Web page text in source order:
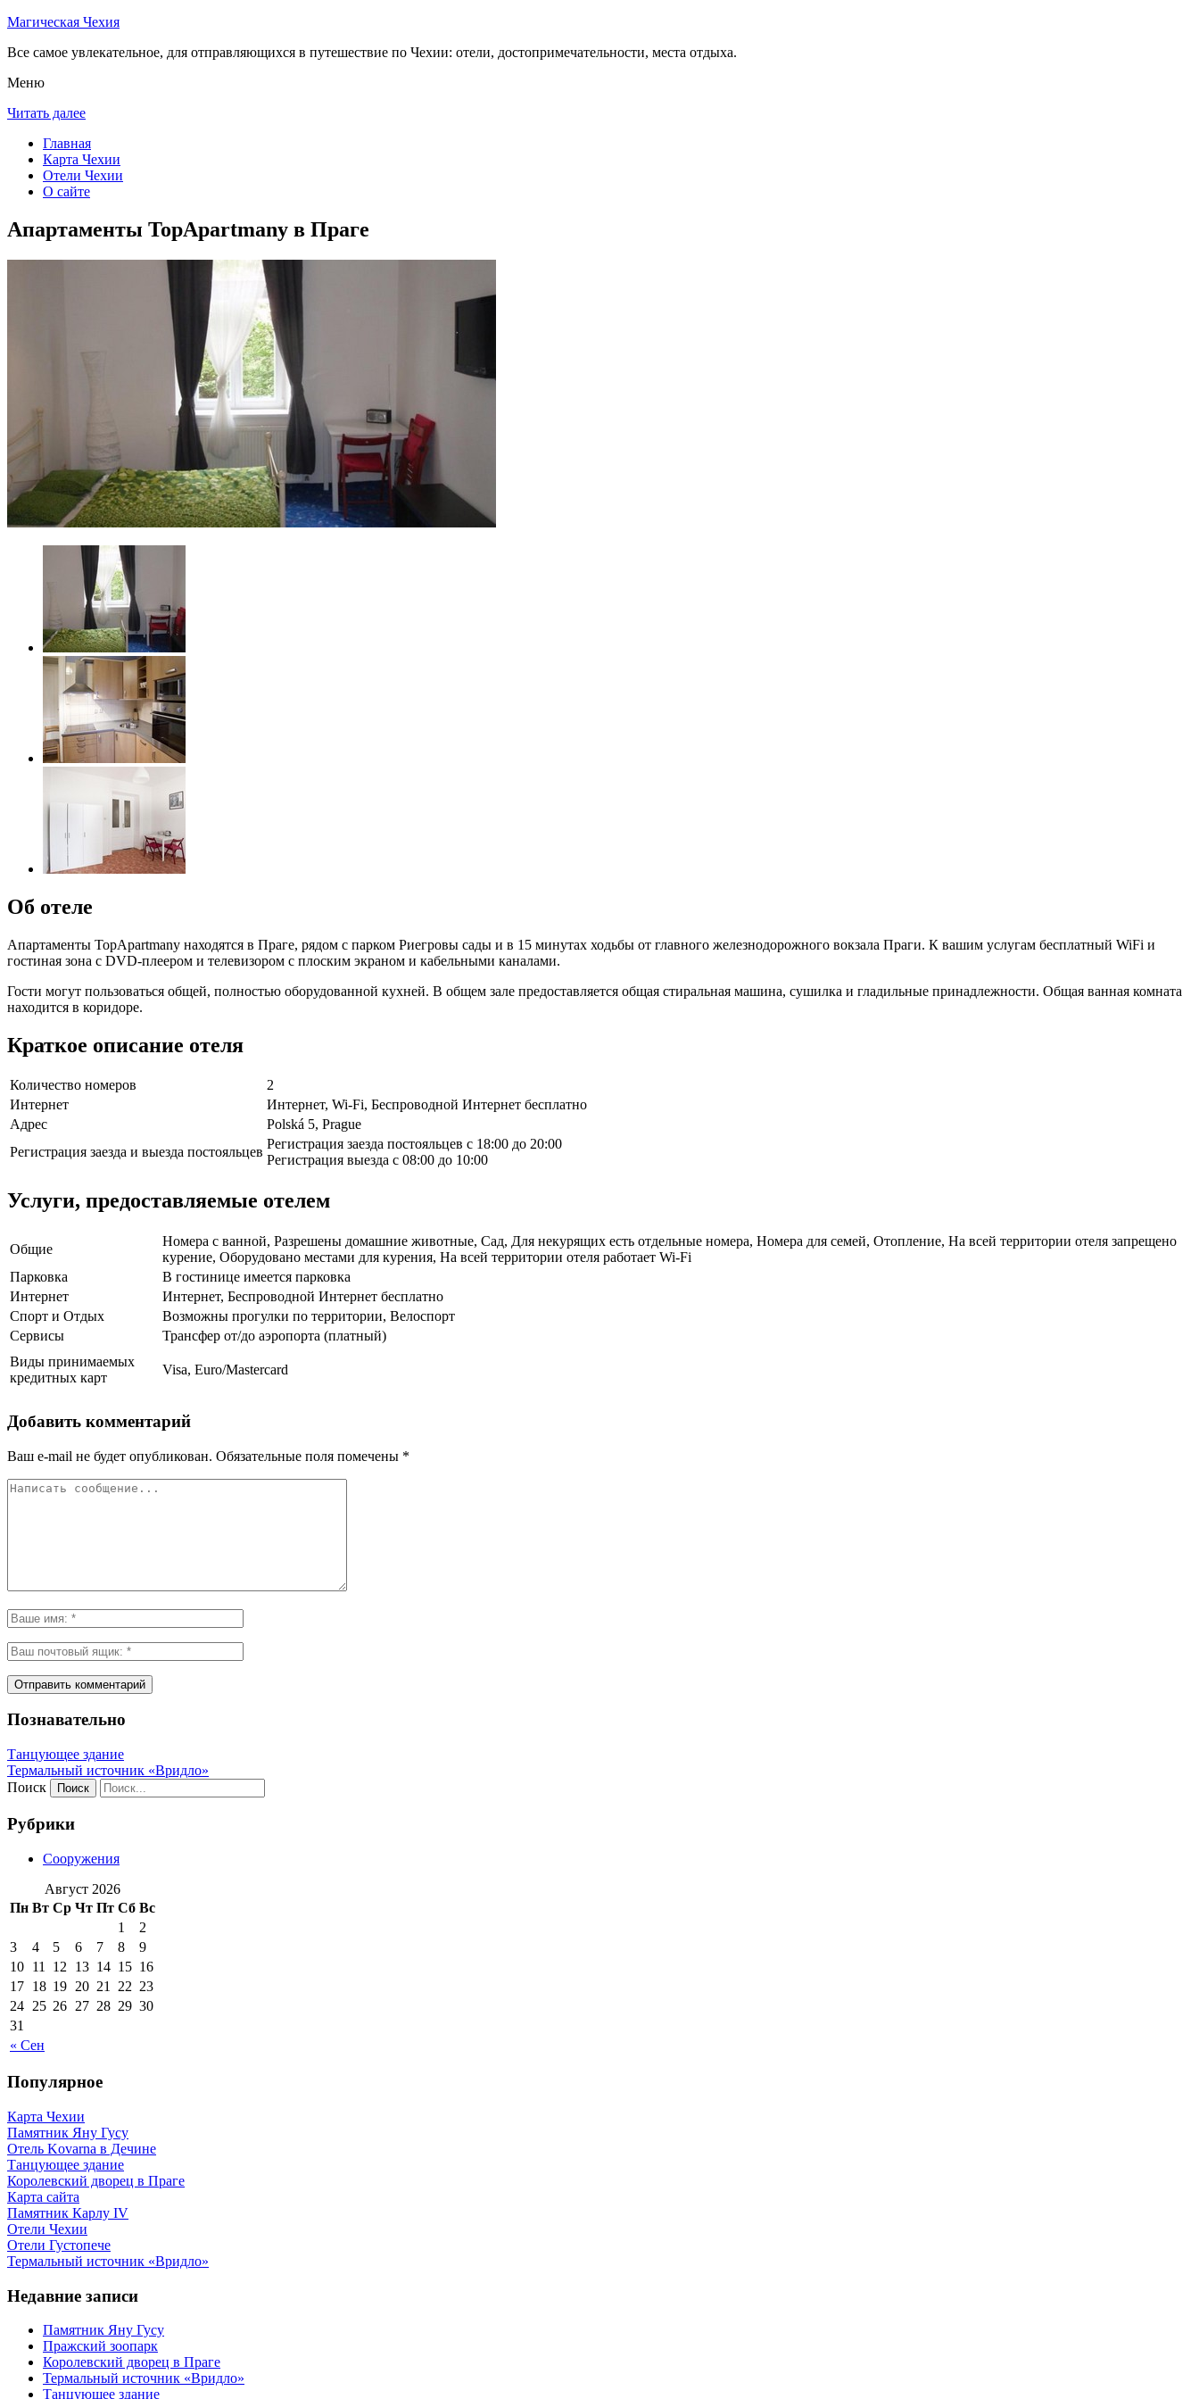
Магическая Чехия
Все самое увлекательное, для отправляющихся в путешествие по Чехии: отели, достопримечательности, места отдыха.
Меню
Читать далее
Главная
Карта Чехии
Отели Чехии
О сайте
Апартаменты TopApartmany в Праге
Об отеле
Апартаменты TopApartmany находятся в Праге, рядом с парком Риегровы сады и в 15 минутах ходьбы от главного железнодорожного вокзала Праги. К вашим услугам бесплатный WiFi и
гостиная зона с DVD-плеером и телевизором с плоским экраном и кабельными каналами.
Гости могут пользоваться общей, полностью оборудованной кухней. В общем зале предоставляется общая стиральная машина, сушилка и гладильные принадлежности. Общая ванная комната
находится в коридоре.
Краткое описание отеля
Количество номеров
2
Интернет
Интернет, Wi-Fi, Беспроводной Интернет бесплатно
Адрес
Polská 5, Prague
Регистрация заезда и выезда постояльцев
Регистрация заезда постояльцев с 18:00 до 20:00
Регистрация выезда с 08:00 до 10:00
Услуги, предоставляемые отелем
Общие
Номера с ванной, Разрешены домашние животные, Сад, Для некурящих есть отдельные номера, Номера для семей, Отопление, На всей территории отеля запрещено
курение, Оборудовано местами для курения, На всей территории отеля работает Wi-Fi
Парковка
В гостинице имеется парковка
Интернет
Интернет, Беспроводной Интернет бесплатно
Спорт и Отдых
Возможны прогулки по территории, Велоспорт
Сервисы
Трансфер от/до аэропорта (платный)
Виды принимаемых
кредитных карт
Visa, Euro/Mastercard
Добавить комментарий
Ваш e-mail не будет опубликован. Обязательные поля помечены *
Познавательно
Танцующее здание
Термальный источник «Вридло»
Поиск
Рубрики
Сооружения
Август 2026
Пн Вт Ср Чт Пт Сб Вс
« Сен
1
2
3
4 5 6 7 8
9
10 11 12 13 14 15 16
17 18 19 20 21 22 23
24 25 26 27 28 29 30
31
Популярное
Карта Чехии
Памятник Яну Гусу
Отель Kovarna в Дечине
Танцующее здание
Королевский дворец в Праге
Карта сайта
Памятник Карлу IV
Отели Чехии
Отели Густопече
Термальный источник «Вридло»
Недавние записи
Памятник Яну Гусу
Пражский зоопарк
Королевский дворец в Праге
Термальный источник «Вридло»
Танцующее здание